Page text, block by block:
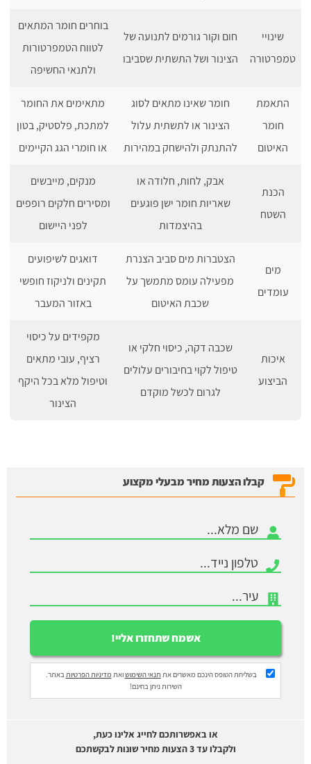
שינויי
טמפרטורה
חום וקור גורמים לתנועה של
הצינור ושל התשתית שסביבו
בוחרים חומר המתאים
לטווח הטמפרטורות
ולתנאי החשיפה
התאמת
חומר
האיטום
חומר שאינו מתאים לסוג
הצינור או לתשתית עלול
להתנתק ולהישחק במהירות
מתאימים את החומר
למתכת, פלסטיק, בטון
או חומרי הגג הקיימים
הכנת
השטח
אבק, לחות, חלודה או
שאריות חומר ישן פוגעים
בהיצמדות
מנקים, מייבשים
ומסירים חלקים רופפים
לפני היישום
מים
עומדים
הצטברות מים סביב הצנרת
מפעילה עומס מתמשך על
שכבת האיטום
דואגים לשיפועים
תקינים ולניקוז חופשי
באזור המעבר
איכות
הביצוע
שכבה דקה, כיסוי חלקי או
טיפול לקוי בחיבורים עלולים
לגרום לכשל מוקדם
מקפידים על כיסוי
רציף, עובי מתאים
וטיפול מלא בכל היקף
הצינור
קבלו הצעות מחיר מבעלי מקצוע
בשליחת הטופס הינכם מאשרים את תנאי השימושואת מדיניות הפרטיותבאתר.
השירות ניתן בחינם!
או באפשרותכם לחייג אלינו כעת,
ולקבלו עד 3 הצעות מחיר שונות לבקשתכם